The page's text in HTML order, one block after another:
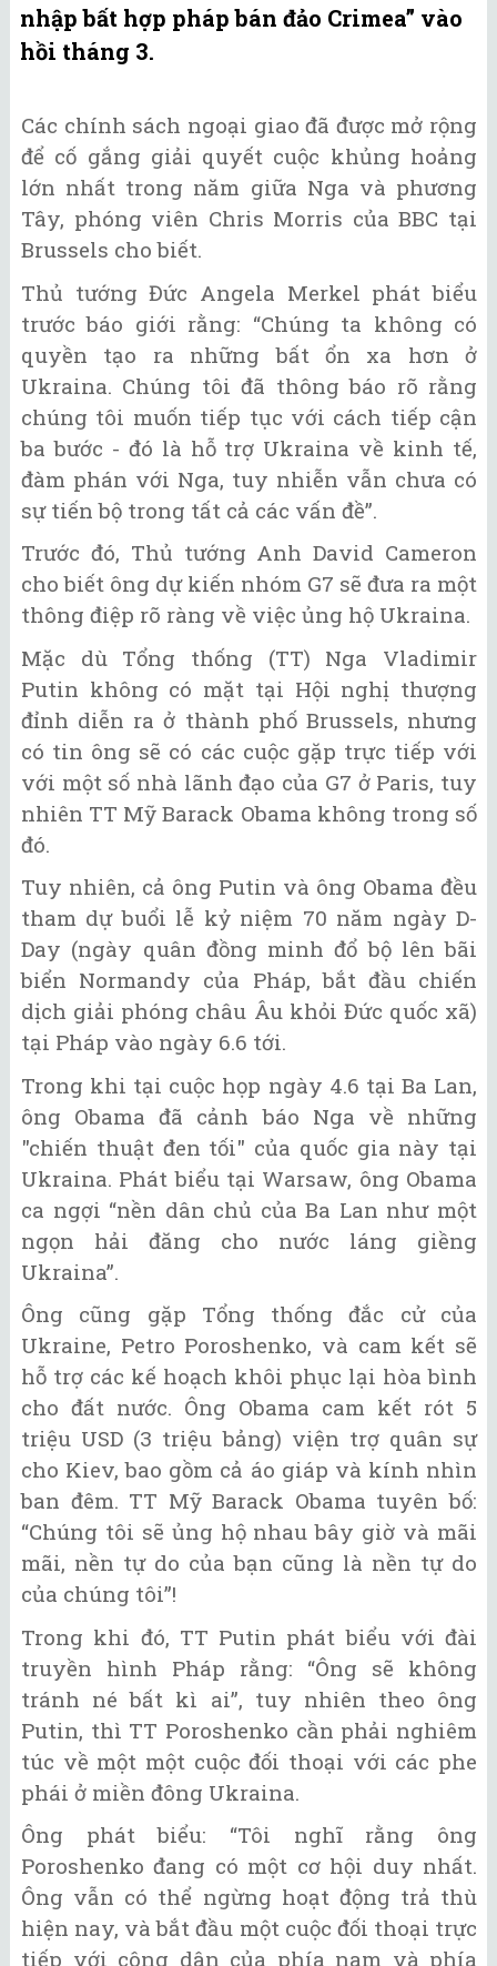
nhập bất hợp pháp bán đảo Crimea” vào
hồi tháng 3.
Các chính sách ngoại giao đã được mở rộng
để cố gắng giải quyết cuộc khủng hoảng
lớn nhất trong năm giữa Nga và phương
Tây, phóng viên Chris Morris của BBC tại
Brussels cho biết.
Thủ tướng Đức Angela Merkel phát biểu
trước báo giới rằng: “Chúng ta không có
quyền tạo ra những bất ổn xa hơn ở
Ukraina. Chúng tôi đã thông báo rõ rằng
chúng tôi muốn tiếp tục với cách tiếp cận
ba bước - đó là hỗ trợ Ukraina về kinh tế,
đàm phán với Nga, tuy nhiễn vẫn chưa có
sự tiến bộ trong tất cả các vấn đề”.
Trước đó, Thủ tướng Anh David Cameron
cho biết ông dự kiến ​​nhóm G7 sẽ đưa ra một
thông điệp rõ ràng về việc ủng hộ Ukraina.
Mặc dù Tổng thống (TT) Nga Vladimir
Putin không có mặt tại Hội nghị thượng
đỉnh diễn ra ở thành phố Brussels, nhưng
có tin ông sẽ có các cuộc gặp trực tiếp với
với một số nhà lãnh đạo của G7 ở Paris, tuy
nhiên TT Mỹ Barack Obama không trong số
đó.
Tuy nhiên, cả ông Putin và ông Obama đều
tham dự buổi lễ kỷ niệm 70 năm ngày D-
Day (ngày quân đồng minh đổ bộ lên bãi
biển Normandy của Pháp, bắt đầu chiến
dịch giải phóng châu Âu khỏi Đức quốc xã)
tại Pháp vào ngày 6.6 tới.
Trong khi tại cuộc họp ngày 4.6 tại Ba Lan,
ông Obama đã cảnh báo Nga về những
"chiến thuật đen tối" của quốc gia này tại
Ukraina. Phát biểu tại Warsaw, ông Obama
ca ngợi “nền dân chủ của Ba Lan như một
ngọn hải đăng cho nước láng giềng
Ukraina”.
Ông cũng gặp Tổng thống đắc cử của
Ukraine, Petro Poroshenko, và cam kết sẽ
hỗ trợ các kế hoạch khôi phục lại hòa bình
cho đất nước. Ông Obama cam kết rót 5
triệu USD (3 triệu bảng) viện trợ quân sự
cho Kiev, bao gồm cả áo giáp và kính nhìn
ban đêm. TT Mỹ Barack Obama tuyên bố:
“Chúng tôi sẽ ủng hộ nhau bây giờ và mãi
mãi, nền tự do của bạn cũng là nền tự do
của chúng tôi”!
Trong khi đó, TT Putin phát biểu với đài
truyền hình Pháp rằng: “Ông sẽ không
tránh né bất kì ai”, tuy nhiên theo ông
Putin, thì TT Poroshenko cần phải nghiêm
túc về một một cuộc đối thoại với các phe
phái ở miền đông Ukraina.
Ông phát biểu: “Tôi nghĩ rằng ông
Poroshenko đang có một cơ hội duy nhất.
Ông vẫn có thể ngừng hoạt động trả thù
hiện nay, và bắt đầu một cuộc đối thoại trực
tiếp với công dân của phía nam và phía